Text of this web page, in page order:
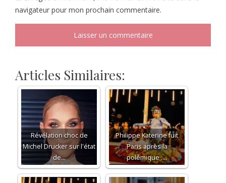
navigateur pour mon prochain commentaire.
Articles Similaires:
Révélation choc de
Michel Drucker sur l'état
de…
Philippe Katerine fuit
Paris après la
polémique :…